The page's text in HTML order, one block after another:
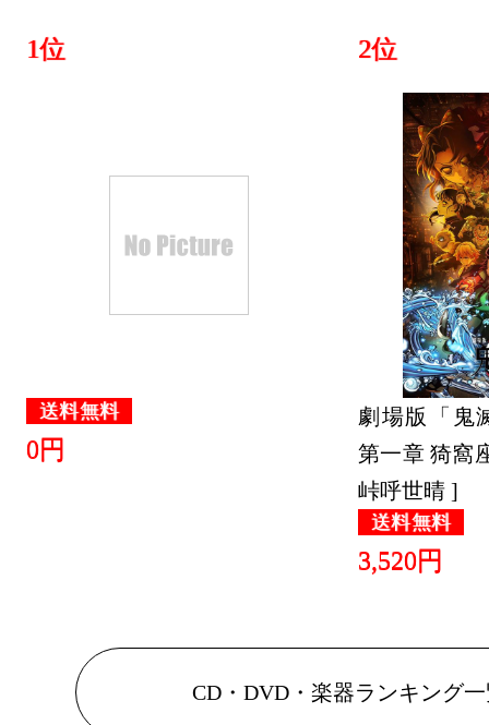
1位
送料無料
0円
2位
劇場版「鬼
第一章 猗窩
峠呼世晴 ]
送料無料
3,520円
CD・DVD・楽器ランキング